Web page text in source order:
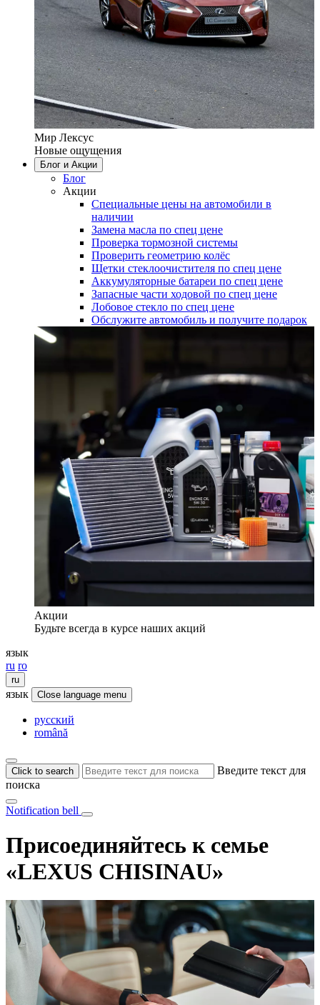
Мир Лексус
Новые ощущения
Блог и Акции
Блог
Акции
Специальные цены на автомобили в
наличии
Замена масла по спец цене
Проверка тормозной системы
Проверить геометрию колёс
Щетки стеклоочистителя по спец цене
Аккумуляторные батареи по спец цене
Запасные части ходовой по спец цене
Лобовое стекло по спец цене
Обслужите автомобиль и получите подарок
Акции
Будьте всегда в курсе наших акций
язык
ru ro
ru
язык Close language menu
русский
română
Click to search
Введите текст для
поиска
Notification bell
Присоединяйтесь к семье
«LEXUS CHISINAU»